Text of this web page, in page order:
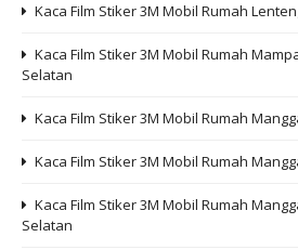
Kaca Film Stiker 3M Mobil Rumah
Kaca Film Stiker 3M Mobil Rumah
Selatan
Kaca Film Stiker 3M Mobil Rumah
Kaca Film Stiker 3M Mobil Rumah
Kaca Film Stiker 3M Mobil Rumah
Selatan